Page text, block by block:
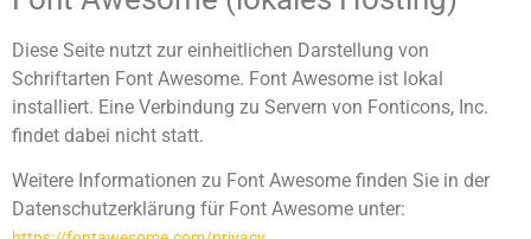
Diese Seite nutzt zur einheitlichen Darstellung von
Schriftarten Font Awesome. Font Awesome ist lokal
installiert. Eine Verbindung zu Servern von Fonticons, Inc.
findet dabei nicht statt.
Weitere Informationen zu Font Awesome finden Sie in der
Datenschutzerklärung für Font Awesome unter: